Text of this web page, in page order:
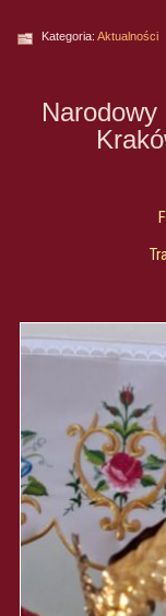
Kategoria: Aktualności